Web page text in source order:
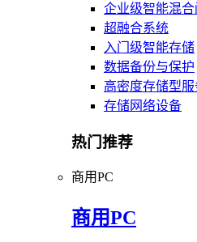
企业级智能混
超融合系统
入门级智能存储
数据备份与保护
高密度存储型
存储网络设备
热门推荐
商用PC
商用PC